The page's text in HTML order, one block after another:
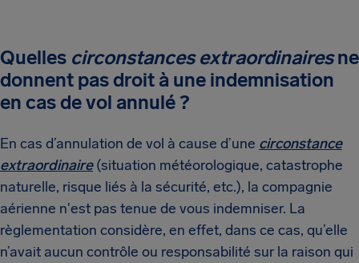
Quelles circonstances extraordinairesne
donnent pas droit à une indemnisation
en cas de vol annulé ?
En cas d’annulation de vol à cause d’une circonstance
extraordinaire (situation météorologique, catastrophe
naturelle, risque liés à la sécurité, etc.), la compagnie
aérienne n'est pas tenue de vous indemniser. La
règlementation considère, en effet, dans ce cas, qu’elle
n’avait aucun contrôle ou responsabilité sur la raison qui